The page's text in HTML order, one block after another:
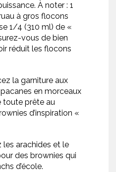
À noter : 1
à gros flocons
1/4 (310 ml) de «
vous de bien
réduit les flocons
la garniture aux
en morceaux
toute prête au
d’inspiration «
arachides et le
des brownies qui
d’école.